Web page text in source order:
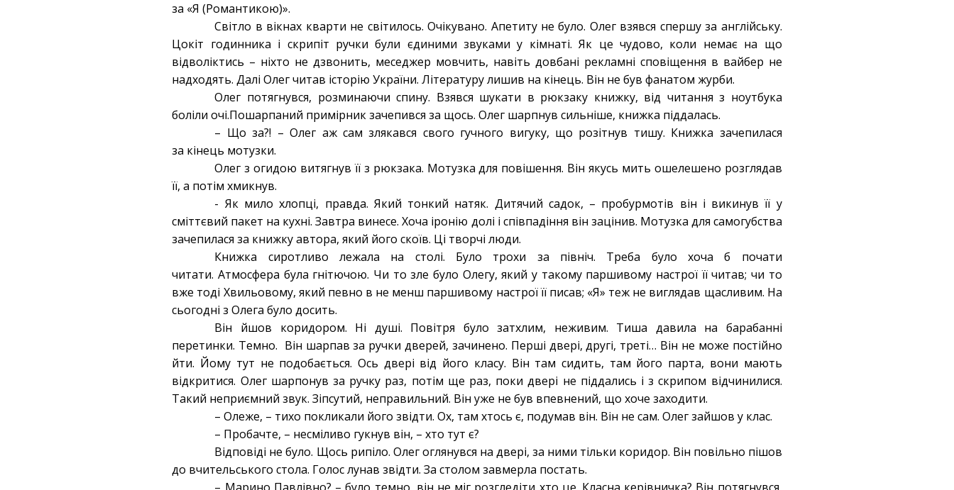
за «Я (Романтикою)».
Світло в вікнах кварти не світилось. Очікувано. Апетиту не було. Олег взявся спершу за англійську.
Цокіт годинника і скрипіт ручки були єдиними звуками у кімнаті. Як це чудово, коли немає на що
відволіктись – ніхто не дзвонить, меседжер мовчить, навіть довбані рекламні сповіщення в вайбер не
надходять. Далі Олег читав історію України. Літературу лишив на кінець. Він не був фанатом журби.
Олег потягнувся, розминаючи спину. Взявся шукати в рюкзаку книжку, від читання з ноутбука
боліли очі.Пошарпаний примірник зачепився за щось. Олег шарпнув сильніше, книжка піддалась.
– Що за?! – Олег аж сам злякався свого гучного вигуку, що розітнув тишу. Книжка зачепилася
за кінець мотузки.
Олег з огидою витягнув її з рюкзака. Мотузка для повішення. Він якусь мить ошелешено розглядав
її, а потім хмикнув.
- Як мило хлопці, правда. Який тонкий натяк. Дитячий садок, – пробурмотів він і викинув її у
сміттєвий пакет на кухні. Завтра винесе. Хоча іронію долі і співпадіння він зацінив. Мотузка для самогубства
зачепилася за книжку автора, який його скоїв. Ці творчі люди.
Книжка сиротливо лежала на столі. Було трохи за північ. Треба було хоча б почати
читати. Атмосфера була гнітючою. Чи то зле було Олегу, який у такому паршивому настрої її читав; чи то
вже тоді Хвильовому, який певно в не менш паршивому настрої її писав; «Я» теж не виглядав щасливим. На
сьогодні з Олега було досить.
Він йшов коридором. Ні душі. Повітря було затхлим, неживим. Тиша давила на барабанні
перетинки. Темно. Він шарпав за ручки дверей, зачинено. Перші двері, другі, треті… Він не може постійно
йти. Йому тут не подобається. Ось двері від його класу. Він там сидить, там його парта, вони мають
відкритися. Олег шарпонув за ручку раз, потім ще раз, поки двері не піддались і з скрипом відчинилися.
Такий неприємний звук. Зіпсутий, неправильний. Він уже не був впевнений, що хоче заходити.
– Олеже, – тихо покликали його звідти. Ох, там хтось є, подумав він. Він не сам. Олег зайшов у клас.
– Пробачте, – несміливо гукнув він, – хто тут є?
Відповіді не було. Щось рипіло. Олег оглянувся на двері, за ними тільки коридор. Він повільно пішов
до вчительського стола. Голос лунав звідти. За столом завмерла постать.